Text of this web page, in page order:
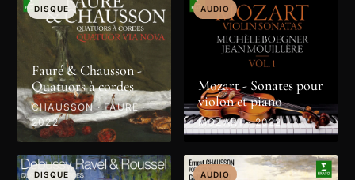
DISQUE
Fauré & Chausson -
Quatuors à cordes
CHAUSSON · FAURÉ ·
2022
AUDIO
Mozart - Sonates pour
violon et piano
MOZART · 2022
DISQUE AUDIO